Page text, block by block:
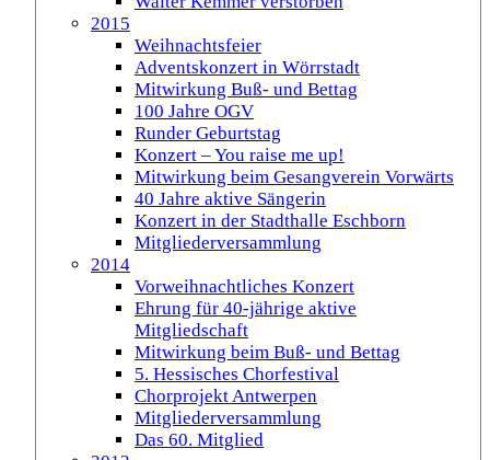
2015
Weihnachtsfeier
Adventskonzert in Wörrstadt
Mitwirkung Buß- und Bettag
100 Jahre OGV
Runder Geburtstag
Konzert – You raise me up!
Mitwirkung beim Gesangverein Vorwärts
40 Jahre aktive Sängerin
Konzert in der Stadthalle Eschborn
Mitgliederversammlung
2014
Vorweihnachtliches Konzert
Ehrung für 40-jährige aktive
Mitgliedschaft
Mitwirkung beim Buß- und Bettag
5. Hessisches Chorfestival
Chorprojekt Antwerpen
Mitgliederversammlung
Das 60. Mitglied